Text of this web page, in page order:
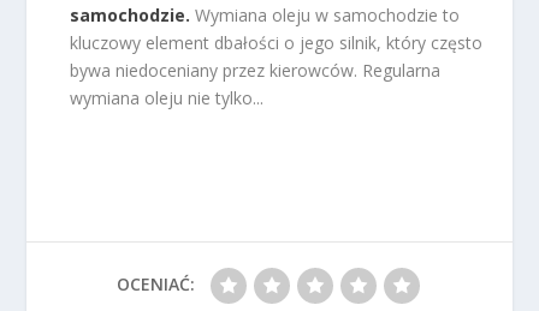
samochodzie. Wymiana oleju w samochodzie to
kluczowy element dbałości o jego silnik, który często
bywa niedoceniany przez kierowców. Regularna
wymiana oleju nie tylko...
OCENIAĆ: